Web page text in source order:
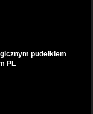
pudełkiem
PL